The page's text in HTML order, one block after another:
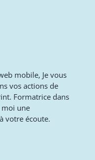
mobile, Je vous
vos actions de
Formatrice dans
moi une
votre écoute.